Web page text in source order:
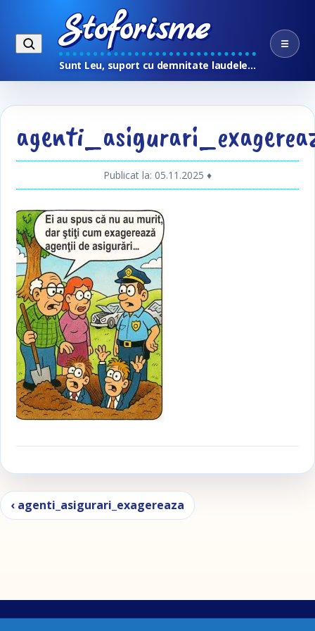
Stoforisme
Sunt Leu, suport cu demnitate laudele…
☰
Publicat la: 05.11.2025 ♦
Navigare în articole
‹ agenti_asigurari_exagereaza